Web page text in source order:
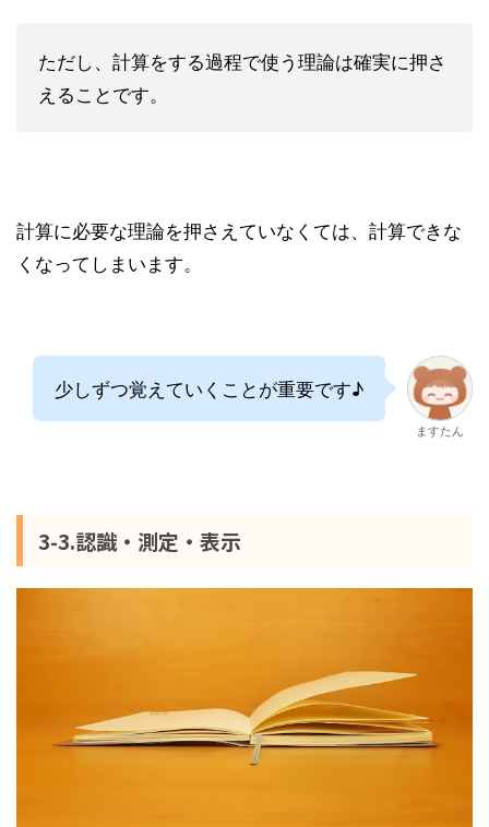
ただし、計算をする過程で使う理論は確実に押さ
えることです。
計算に必要な理論を押さえていなくては、計算できな
くなってしまいます。
少しずつ覚えていくことが重要です♪
ますたん
3-3.認識・測定・表示